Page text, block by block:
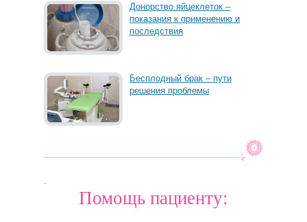
Донорство яйцеклеток –
показания к применению и
последствия
Бесплодный брак – пути
решения проблемы
Помощь пациенту: